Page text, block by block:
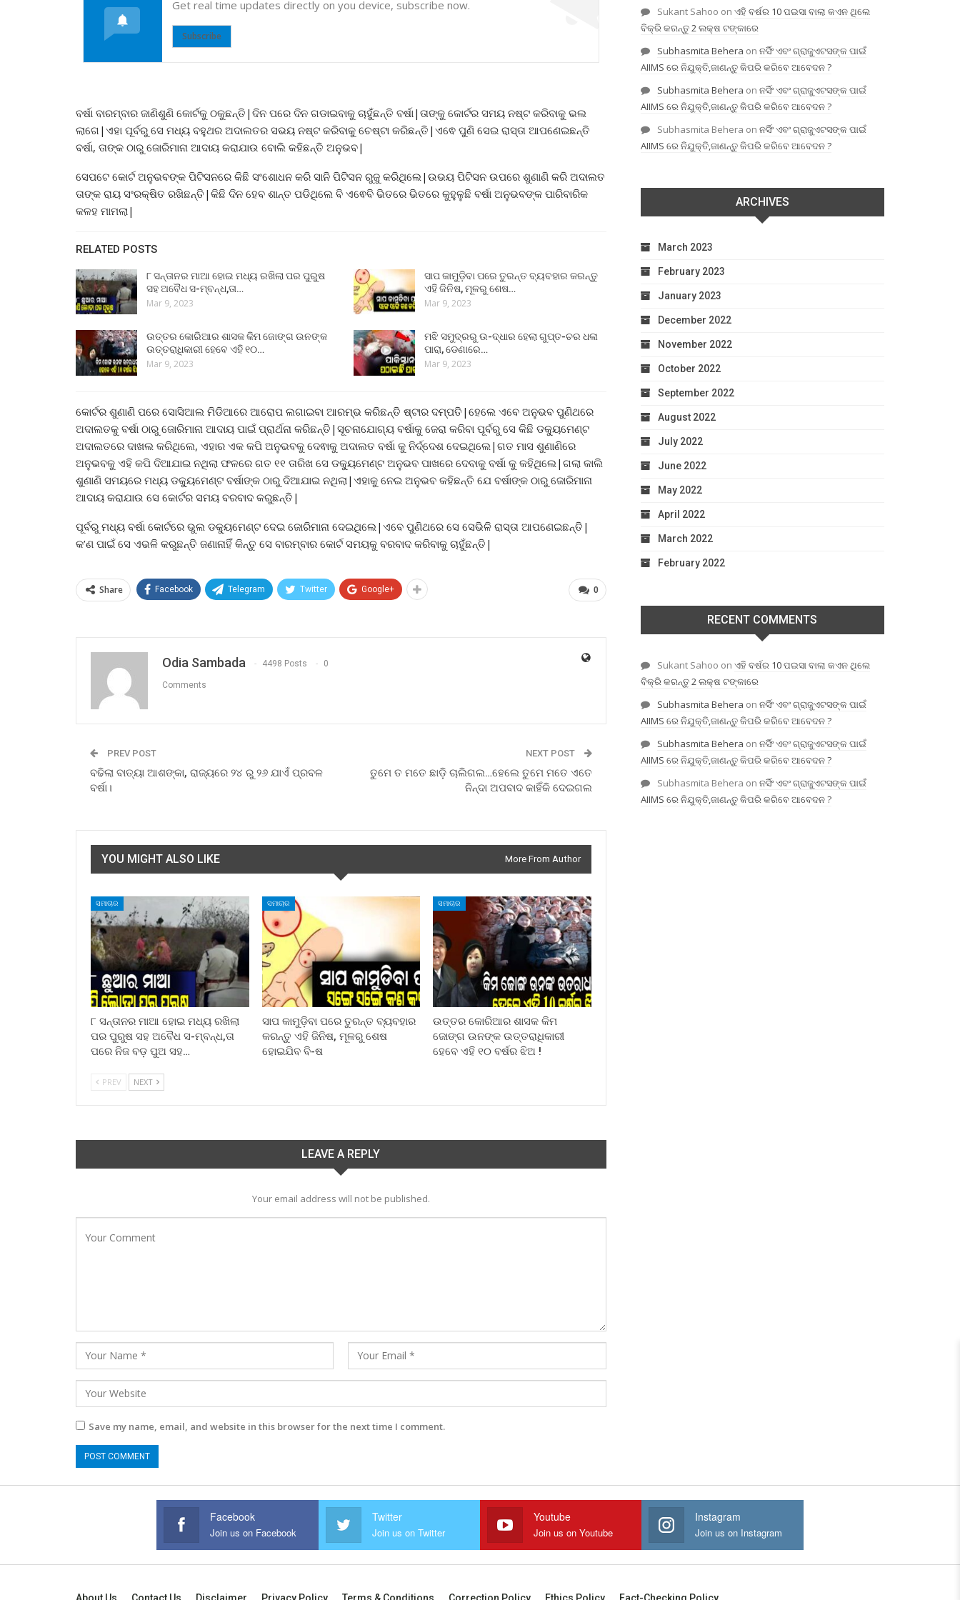
Get real time updates directly on you device, subscribe now.
Subscribe
ବର୍ଷା ବାରମ୍ବାର ଜାଣିଶୁଣି କୋର୍ଟକୁ ଠକୁଛନ୍ତି|ଦିନ ପରେ ଦିନ ଗଡାଇବାକୁ ଚାହୁଁଛନ୍ତି ବର୍ଷା|ତାଙ୍କୁ କୋର୍ଟର ସମୟ ନଷ୍ଟ କରିବାକୁ ଭଲ
ଲାଗେ|ଏହା ପୂର୍ବରୁ ସେ ମଧ୍ୟ ବହୁଥର ଅଦାଲତର ସଭୟ ନଷ୍ଟ କରିବାକୁ ଚେଷ୍ଟା କରିଛନ୍ତି|ଏଵେ ପୁଣି ସେଇ ରାସ୍ତା ଆପଣେଇଛନ୍ତି
ବର୍ଷା, ତାଙ୍କ ଠାରୁ ଜୋରିମାନା ଆଦାୟ କରାଯାଉ ବୋଲି କହିଛନ୍ତି ଅନୁଭବ|
ସେପଟେ କୋର୍ଟ ଅନୁଭବଙ୍କ ପିଟିସନରେ କିଛି ସଂଶୋଧନ କରି ସାନି ପିଟିସନ ରୁଜୁ କରିଥିଲେ|ଉଭୟ ପିଟିସନ ଉପରେ ଶୁଣାଣି କରି ଅଦାଲତ
ତାଙ୍କ ରାୟ ସଂରକ୍ଷିତ ରଖିଛନ୍ତି|କିଛି ଦିନ ହେବ ଶାନ୍ତ ପଡିଥିଲେ ବି ଏଵେବି ଭିତରେ ଭିତରେ କୁହୁଳୁଛି ବର୍ଷା ଅନୁଭବଙ୍କ ପାରିବାରିକ
କଳହ ମାମଲା|
RELATED POSTS
୮ ସନ୍ତାନର ମାଆ ହୋଇ ମଧ୍ୟ ରଖିଲା ପର ପୁରୁଷ
ସହ ଅବୈଧ ସ-ମ୍ବନ୍ଧ,ତା…
Mar 9, 2023
ସାପ କାମୁଡ଼ିବା ପରେ ତୁରନ୍ତ ବ୍ୟବହାର କରନ୍ତୁ
ଏହି ଜିନିଷ, ମୂଳରୁ ଶେଷ…
Mar 9, 2023
ଉତ୍ତର କୋରିଆର ଶାସକ କିମ ଜୋଙ୍ଗ ଉନଙ୍କ
ଉତ୍ତରାଧିକାରୀ ହେବେ ଏହି ୧୦…
Mar 9, 2023
ମଝି ସମୁଦ୍ରରୁ ଉ-ଦ୍ଧାର ହେଲା ଗୁପ୍ତ-ଚର ଧଳା
ପାରା, ଡେଣାରେ…
Mar 9, 2023
କୋର୍ଟର ଶୁଣାଣି ପରେ ସୋସିଆଲ ମିଡିଆରେ ଆରୋପ ଲଗାଇବା ଆରମ୍ଭ କରିଛନ୍ତି ଷ୍ଟାର ଦମ୍ପତି|ହେଲେ ଏବେ ଅନୁଭବ ପୁଣିଥରେ
ଅଦାଲତକୁ ବର୍ଷା ଠାରୁ ଜୋରିମାନା ଆଦାୟ ପାଇଁ ପ୍ରାର୍ଥନା କରିଛନ୍ତି|ସୂଚନାଯୋଗ୍ୟ ବର୍ଷାକୁ ଜେରା କରିବା ପୂର୍ବରୁ ସେ କିଛି ଡକ୍ୟୁମେଣ୍ଟ
ଅଦାଲତରେ ଦାଖଲ କରିଥିଲେ, ଏହାର ଏକ କପି ଅନୁଭବକୁ ଦେଵାକୁ ଅଦାଲତ ବର୍ଷା କୁ ନିର୍ଦ୍ଦେଶ ଦେଇଥିଲେ|ଗତ ମାସ ଶୁଣାଣିରେ
ଅନୁଭବକୁ ଏହି କପି ଦିଆଯାଇ ନଥିଲା ଫଳରେ ଗତ ୧୧ ତାରିଖ ସେ ଡକ୍ୟୁମେଣ୍ଟ ଅନୁଭବ ପାଖରେ ଦେବାକୁ ବର୍ଷା କୁ କହିଥିଲେ|ଗଲା କାଲି
ଶୁଣାଣି ସମୟରେ ମଧ୍ୟ ଡକ୍ୟୁମେଣ୍ଟ ବର୍ଷାଙ୍କ ଠାରୁ ଦିଆଯାଇ ନଥିଲା|ଏହାକୁ ନେଇ ଅନୁଭବ କହିଛନ୍ତି ଯେ ବର୍ଷାଙ୍କ ଠାରୁ ଜୋରିମାନା
ଆଦାୟ କରାଯାଉ ସେ କୋର୍ଟର ସମୟ ବରବାଦ କରୁଛନ୍ତି|
ପୂର୍ବରୁ ମଧ୍ୟ ବର୍ଷା କୋର୍ଟରେ ଭୁଲ ଡକ୍ୟୁମେଣ୍ଟ ଦେଇ ଜୋରିମାନା ଦେଇଥିଲେ|ଏବେ ପୁଣିଥରେ ସେ ସେଭିଳି ରାସ୍ତା ଆପଣେଇଛନ୍ତି|
କ’ଣ ପାଇଁ ସେ ଏଭଳି କରୁଛନ୍ତି ଜଣାନାହିଁ କିନ୍ତୁ ସେ ବାରମ୍ବାର କୋର୍ଟ ସମୟକୁ ବରବାଦ କରିବାକୁ ଚାହୁଁଛନ୍ତି|
0
Share Facebook Telegram Twitter Google+
Odia Sambada 4498 Posts 0
Comments
PREV POST
ବଢିଲା ବାତ୍ୟା ଆଶଙ୍କା, ରାଜ୍ୟରେ ୨୪ ରୁ ୨୬ ଯାଏଁ ପ୍ରବଳ
ବର୍ଷା।
NEXT POST
ତୁମେ ତ ମତେ ଛାଡ଼ି ଚାଲିଗଲ…ହେଲେ ତୁମେ ମତେ ଏତେ
ନିନ୍ଦା ଅପବାଦ କାହିଁକି ଦେଇଗଲ
YOU MIGHT ALSO LIKE More From Author
ସମାଚାର
୮ ସନ୍ତାନର ମାଆ ହୋଇ ମଧ୍ୟ ରଖିଲା
ପର ପୁରୁଷ ସହ ଅବୈଧ ସ-ମ୍ବନ୍ଧ,ତା
ପରେ ନିଜ ବଡ଼ ପୁଅ ସହ…
ସମାଚାର
ସାପ କାମୁଡ଼ିବା ପରେ ତୁରନ୍ତ ବ୍ୟବହାର
କରନ୍ତୁ ଏହି ଜିନିଷ, ମୂଳରୁ ଶେଷ
ହୋଇଯିବ ବି-ଷ
ସମାଚାର
ଉତ୍ତର କୋରିଆର ଶାସକ କିମ
ଜୋଙ୍ଗ ଉନଙ୍କ ଉତ୍ତରାଧିକାରୀ
ହେବେ ଏହି ୧୦ ବର୍ଷର ଝିଅ !
PREV NEXT
LEAVE A REPLY
Your email address will not be published.
Save my name, email, and website in this browser for the next time I comment.
Sukant Sahoo on ଏହି ବର୍ଷର 10 ପଇସା ବାଲା କଏନ ଥିଲେ
ବିକ୍ରି କରନ୍ତୁ 2 ଲକ୍ଷ ଟଙ୍କାରେ
Subhasmita Behera on ନର୍ସିଂ ଏବଂ ଗ୍ରାଜୁଏଟସଙ୍କ ପାଇଁ
AIIMS ରେ ନିଯୁକ୍ତି,ଜାଣନ୍ତୁ କିପରି କରିବେ ଆବେଦନ ?
Subhasmita Behera on ନର୍ସିଂ ଏବଂ ଗ୍ରାଜୁଏଟସଙ୍କ ପାଇଁ
AIIMS ରେ ନିଯୁକ୍ତି,ଜାଣନ୍ତୁ କିପରି କରିବେ ଆବେଦନ ?
Subhasmita Behera on ନର୍ସିଂ ଏବଂ ଗ୍ରାଜୁଏଟସଙ୍କ ପାଇଁ
AIIMS ରେ ନିଯୁକ୍ତି,ଜାଣନ୍ତୁ କିପରି କରିବେ ଆବେଦନ ?
ARCHIVES
March 2023
February 2023
January 2023
December 2022
November 2022
October 2022
September 2022
August 2022
July 2022
June 2022
May 2022
April 2022
March 2022
February 2022
RECENT COMMENTS
Sukant Sahoo on ଏହି ବର୍ଷର 10 ପଇସା ବାଲା କଏନ ଥିଲେ
ବିକ୍ରି କରନ୍ତୁ 2 ଲକ୍ଷ ଟଙ୍କାରେ
Subhasmita Behera on ନର୍ସିଂ ଏବଂ ଗ୍ରାଜୁଏଟସଙ୍କ ପାଇଁ
AIIMS ରେ ନିଯୁକ୍ତି,ଜାଣନ୍ତୁ କିପରି କରିବେ ଆବେଦନ ?
Subhasmita Behera on ନର୍ସିଂ ଏବଂ ଗ୍ରାଜୁଏଟସଙ୍କ ପାଇଁ
AIIMS ରେ ନିଯୁକ୍ତି,ଜାଣନ୍ତୁ କିପରି କରିବେ ଆବେଦନ ?
Subhasmita Behera on ନର୍ସିଂ ଏବଂ ଗ୍ରାଜୁଏଟସଙ୍କ ପାଇଁ
AIIMS ରେ ନିଯୁକ୍ତି,ଜାଣନ୍ତୁ କିପରି କରିବେ ଆବେଦନ ?
Facebook
Join us on Facebook
Twitter
Join us on Twitter
Youtube
Join us on Youtube
Instagram
Join us on Instagram